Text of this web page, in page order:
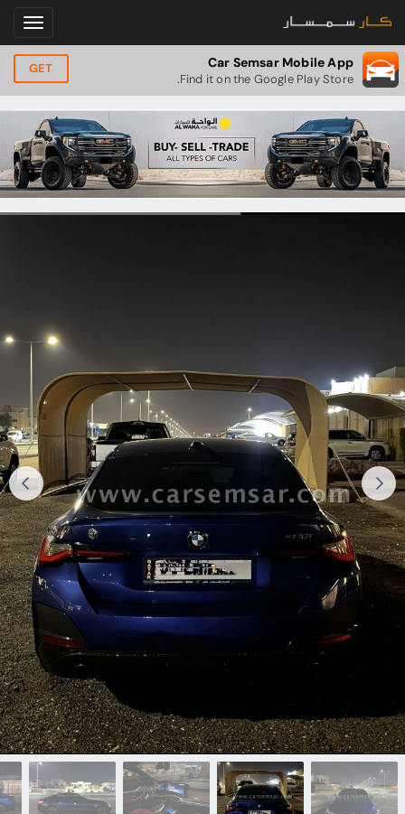
Car Semsar Mobile App
Find it on the Google Play Store.
GET